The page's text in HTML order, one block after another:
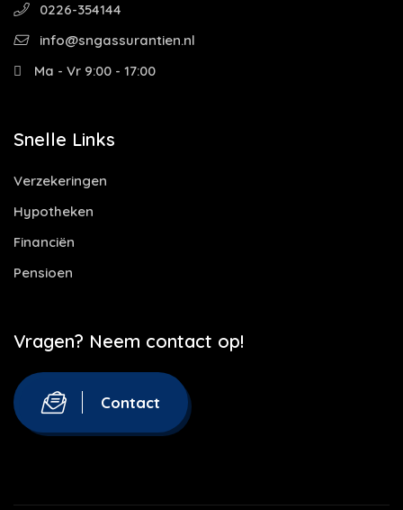
0226-354144
info@sngassurantien.nl
Ma - Vr 9:00 - 17:00
Snelle Links
Verzekeringen
Hypotheken
Financiën
Pensioen
Vragen? Neem contact op!
Contact